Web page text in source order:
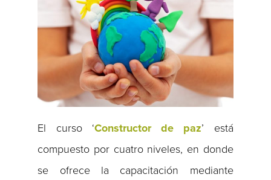
El curso ‘Constructor de paz’ está
compuesto por cuatro niveles, en donde
se ofrece la capacitación mediante